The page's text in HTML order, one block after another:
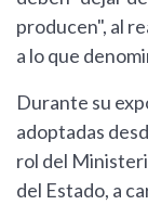
producen", al
a lo que
Durante su
adoptadas
rol del
del Estado, a